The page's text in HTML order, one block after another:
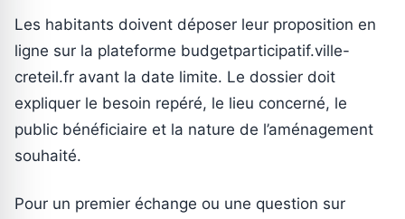
Les habitants doivent déposer leur proposition en
ligne sur la plateforme budgetparticipatif.ville-
creteil.fr avant la date limite. Le dossier doit
expliquer le besoin repéré, le lieu concerné, le
public bénéficiaire et la nature de l’aménagement
souhaité.
Pour un premier échange ou une question sur